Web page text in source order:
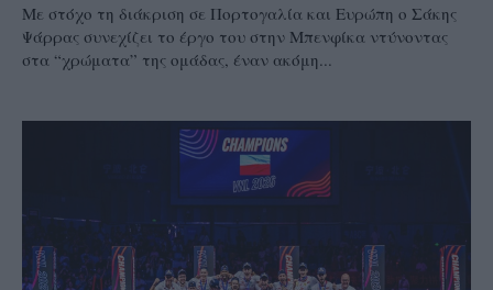
Mε στόχο τη διάκριση σε Πορτογαλία και Ευρώπη ο Σάκης
Ψάρρας συνεχίζει το έργο του στην Μπενφίκα ντύνοντας
στα “χρώματα” της ομάδας, έναν ακόμη...